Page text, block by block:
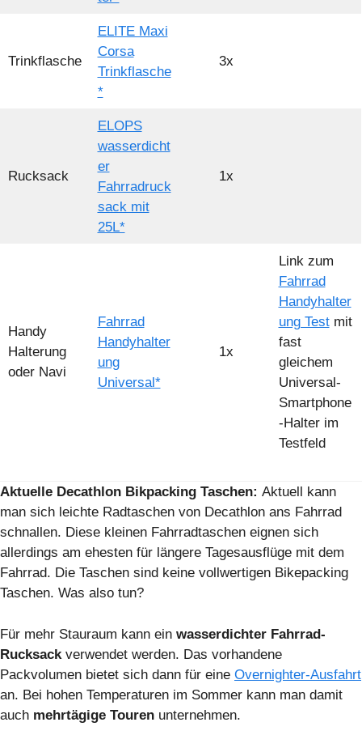
Trinkflasche
ELITE Maxi
Corsa
Trinkflasche
*
3x
Rucksack
ELOPS
wasserdicht
er
Fahrradruck
sack mit
25L*
1x
Handy
Halterung
oder Navi
Fahrrad
Handyhalter
ung
Universal*
1x
Link zum
Fahrrad
Handyhalter
ung Testmit
fast
gleichem
Universal-
Smartphone
-Halter im
Testfeld
Aktuelle Decathlon Bikpacking Taschen: Aktuell kann
man sich leichte Radtaschen von Decathlon ans Fahrrad
schnallen. Diese kleinen Fahrradtaschen eignen sich
allerdings am ehesten für längere Tagesausflüge mit dem
Fahrrad. Die Taschen sind keine vollwertigen Bikepacking
Taschen. Was also tun?
Für mehr Stauraum kann ein wasserdichter Fahrrad-
Rucksackverwendet werden. Das vorhandene
Packvolumen bietet sich dann für eine Overnighter-Ausfahrt
an. Bei hohen Temperaturen im Sommer kann man damit
auch mehrtägige Touren unternehmen.